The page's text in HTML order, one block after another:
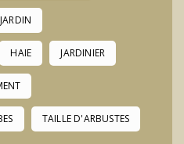
HAIE JARDINIER
TAILLE D'ARBUSTES